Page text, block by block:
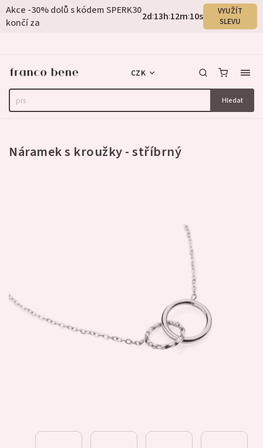
Akce -30% dolů s kódem SPERK30
končí za
2d:13h:12m:9s
VYUŽÍT
SLEVU
Hledat
CZK
3 hodnocení
Náramek s kroužky - stříbrný